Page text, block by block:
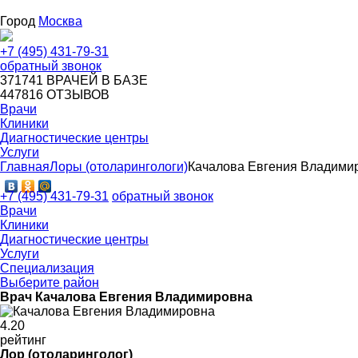
Город Москва
+7 (495) 431-79-31
обратный звонок
371741 ВРАЧЕЙ В БАЗЕ
447816 ОТЗЫВОВ
Врачи
Клиники
Диагностические центры
Услуги
ГлавнаяЛоры (отоларингологи)Качалова Евгения
+7 (495) 431-79-31 обратный звонок
Врачи
Клиники
Диагностические центры
Услуги
Специализация
Выберите район
Врач Качалова Евгения Владимировна
4.20
рейтинг
Лор (отоларинголог)